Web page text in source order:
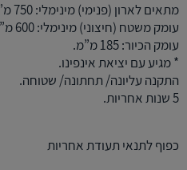
מתאים לארון (פנימי) מינימלי: 750 מ”מ.
עומק משטח (חיצוני) מינימלי: 600 מ”מ.
עומק הכיור: 185 מ”מ.
* מגיע עם יציאת אינפינו.
התקנה עליונה/ תחתונה/ שטוחה.
5 שנות אחריות.
כפוף לתנאי תעודת אחריות